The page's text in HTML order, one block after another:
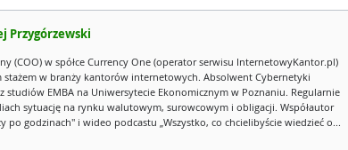
Przygórzewski
(COO) w spółce Currency One (operator serwisu InternetowyKantor.pl)
stażem w branży kantorów internetowych. Absolwent Cybernetyki
studiów EMBA na Uniwersytecie Ekonomicznym w Poznaniu. Regularnie
sytuację na rynku walutowym, surowcowym i obligacji. Współautor
po godzinach" i wideo podcastu „Wszystko, co chcielibyście wiedzieć o...